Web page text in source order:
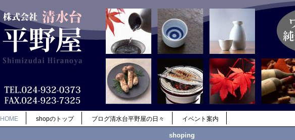
HOME shopのトップ ブログ清水台平野屋の日々 イベント案内
shoping